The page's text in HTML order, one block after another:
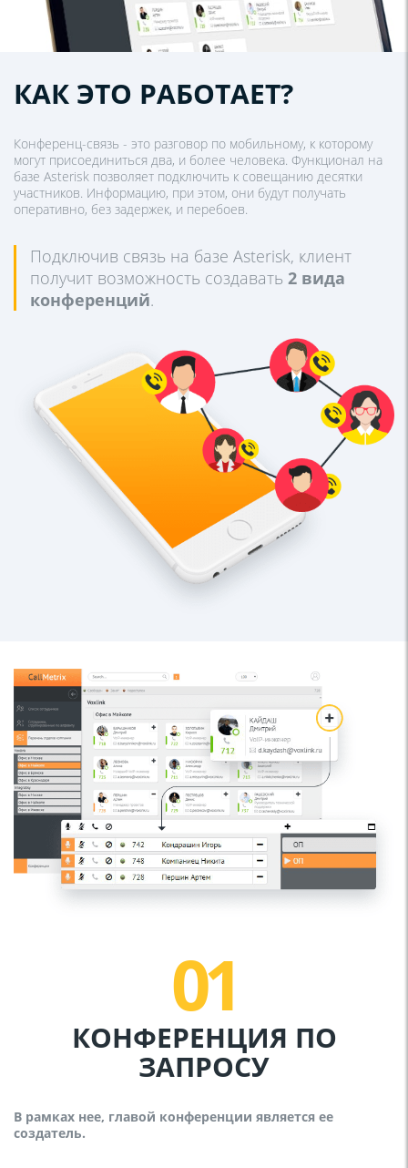
КАК ЭТО РАБОТАЕТ?
Конференц-связь - это разговор по мобильному, к которому
могут присоединиться два, и более человека. Функционал на
базе Asterisk позволяет подключить к совещанию десятки
участников. Информацию, при этом, они будут получать
оперативно, без задержек, и перебоев.
Подключив связь на базе Asterisk, клиент
получит возможность создавать 2 вида
конференций.
01
КОНФЕРЕНЦИЯ ПО
ЗАПРОСУ
В рамках нее, главой конференции является ее
создатель.